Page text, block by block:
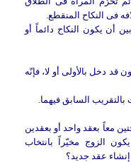
فی النکاح المنقطع.
أن یکون النکاح دائماً أو
دخل بالأولى أو لا، فإنّه
بالتقریب السابق فیهما.
معاً بعقد واحد أو بعقدین
الزوج مخیّراً بانتخاب
عقد جدید؟